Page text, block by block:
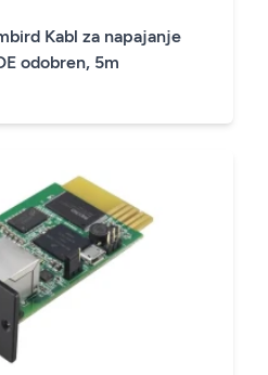
Kabl za napajanje
odobren, 5m